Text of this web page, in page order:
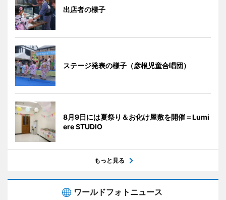
出店者の様子
ステージ発表の様子（彦根児童合唱団）
8月9日には夏祭り＆お化け屋敷を開催＝Lumi
ere STUDIO
もっと見る
ワールドフォトニュース